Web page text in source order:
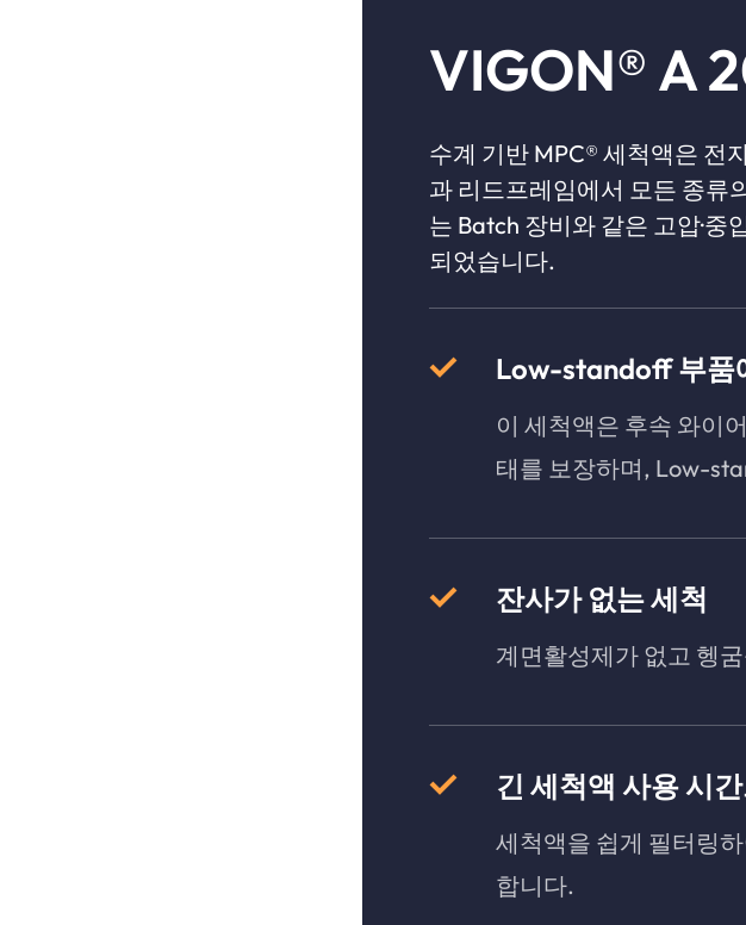
VIGON® A
수계 기반 MPC® 세척액은 전
과 리드프레임에서 모든 종류
는 Batch 장비와 같은 고압·중
되었습니다.
Low-standoff 부품
이 세척액은 후속 와이
태를 보장하며, Low-
잔사가 없는 세척
계면활성제가 없고 헹
긴 세척액 사용 시
세척액을 쉽게 필터링
합니다.